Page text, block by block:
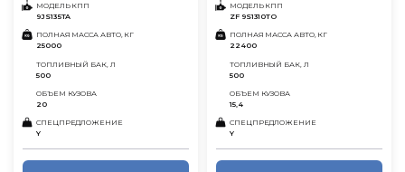
МОДЕЛЬ КПП
9JS135TA
ПОЛНАЯ МАССА АВТО, КГ
25000
ТОПЛИВНЫЙ БАК, Л
500
ОБЪЕМ КУЗОВА
20
СПЕЦПРЕДЛОЖЕНИЕ
Y
МОДЕЛЬ КПП
ZF 9S1310TO
ПОЛНАЯ МАССА АВТО, КГ
22400
ТОПЛИВНЫЙ БАК, Л
500
ОБЪЕМ КУЗОВА
15,4
СПЕЦПРЕДЛОЖЕНИЕ
Y